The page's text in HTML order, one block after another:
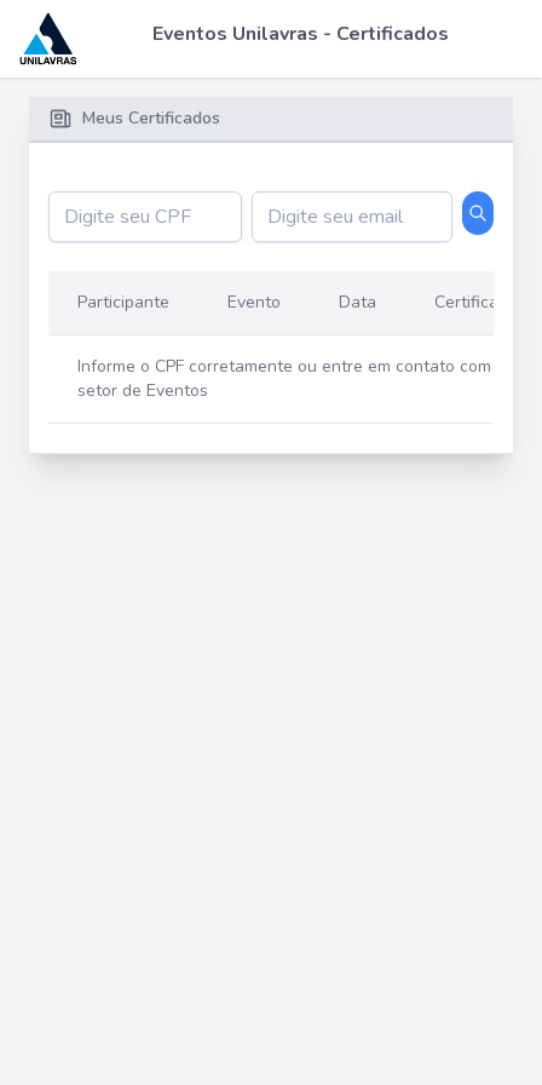
Eventos Unilavras - Certificados
Meus Certificados
Participante Evento Data Certificado
Informe o CPF corretamente ou entre em contato com o
setor de Eventos